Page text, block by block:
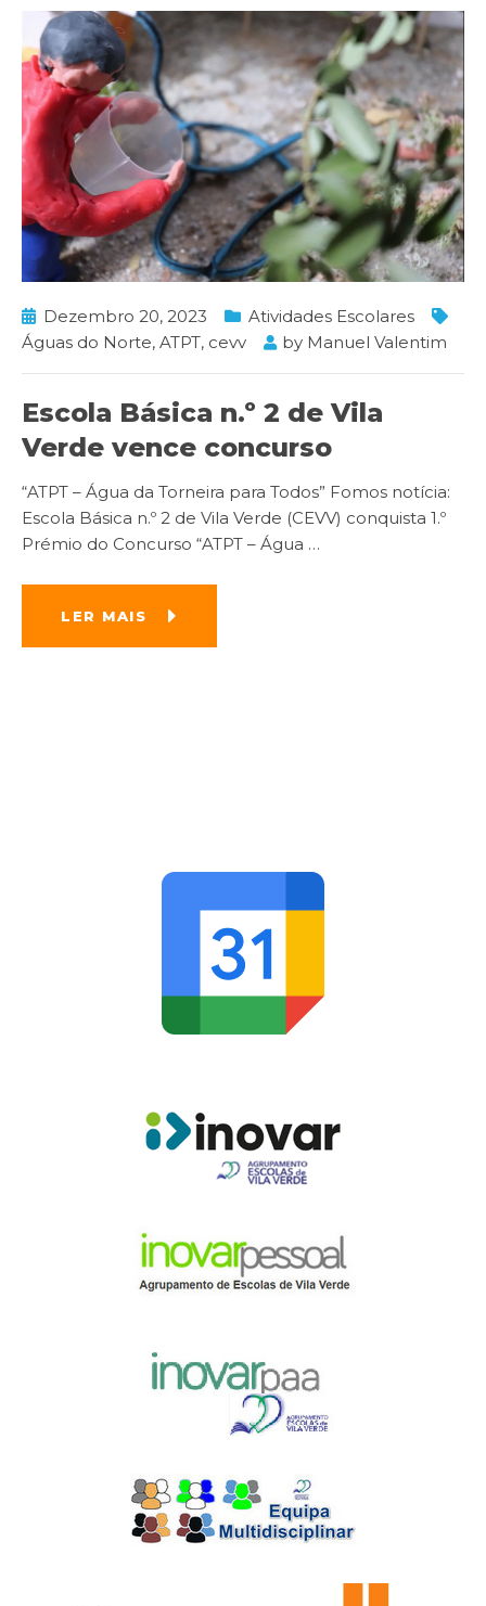
Dezembro 20, 2023
Atividades Escolares
Águas do Norte, ATPT, cevv by Manuel Valentim
Escola Básica n.º 2 de Vila
Verde vence concurso
“ATPT – Água da Torneira para Todos” Fomos notícia:
Escola Básica n.º 2 de Vila Verde (CEVV) conquista 1.º
Prémio do Concurso “ATPT – Água …
LER MAIS